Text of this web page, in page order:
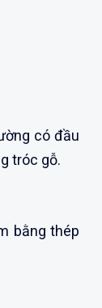
có đầu
tróc gỗ.
bằng thép